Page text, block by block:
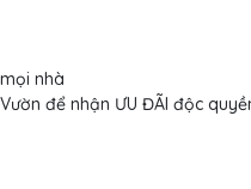
nhà
để nhận ƯU ĐÃI độc